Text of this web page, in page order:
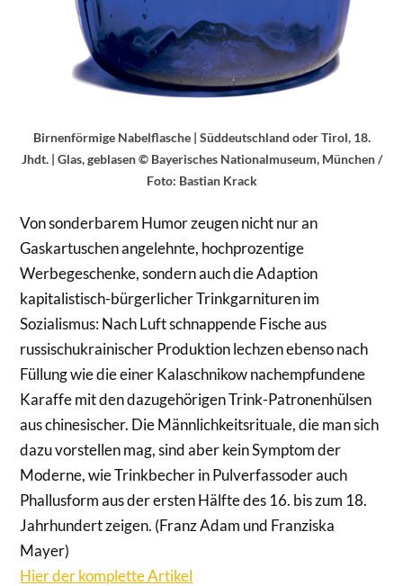
Birnenförmige Nabelflasche | Süddeutschland oder Tirol, 18.
Jhdt. | Glas, geblasen © Bayerisches Nationalmuseum, München /
Foto: Bastian Krack
Von sonderbarem Humor zeugen nicht nur an
Gaskartuschen angelehnte, hochprozentige
Werbegeschenke, sondern auch die Adaption
kapitalistisch-bürgerlicher Trinkgarnituren im
Sozialismus: Nach Luft schnappende Fische aus
russischukrainischer Produktion lechzen ebenso nach
Füllung wie die einer Kalaschnikow nachempfundene
Karaffe mit den dazugehörigen Trink-Patronenhülsen
aus chinesischer. Die Männlichkeitsrituale, die man sich
dazu vorstellen mag, sind aber kein Symptom der
Moderne, wie Trinkbecher in Pulverfassoder auch
Phallusform aus der ersten Hälfte des 16. bis zum 18.
Jahrhundert zeigen. (Franz Adam und Franziska
Mayer)
Hier der komplette Artikel